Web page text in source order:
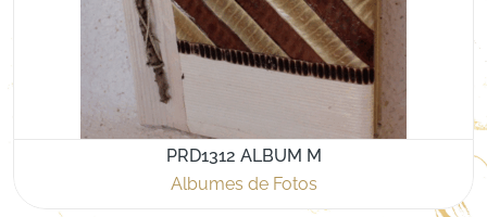
PRD1312 ALBUM M
Albumes de Fotos